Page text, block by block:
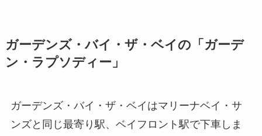
ガーデンズ・バイ・ザ・ベイの「ガーデ
ン・ラプソディー」
ガーデンズ・バイ・ザ・ベイはマリーナベイ・サ
ンズと同じ最寄り駅、ベイフロント駅で下車しま